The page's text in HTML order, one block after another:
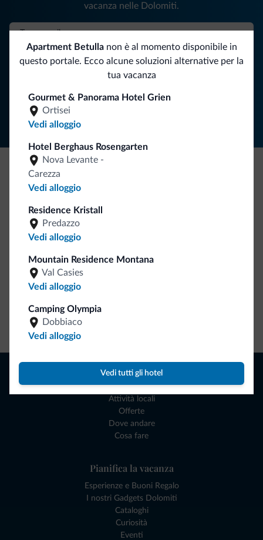
Apartment Betullanon è al momento disponibile in
questo portale. Ecco alcune soluzioni alternative per la
tua vacanza
Gourmet & Panorama Hotel Grien
Ortisei
Vedi alloggio
Hotel Berghaus Rosengarten
Nova Levante -
Carezza
Vedi alloggio
Residence Kristall
Predazzo
Vedi alloggio
Mountain Residence Montana
Val Casies
Vedi alloggio
Camping Olympia
Dobbiaco
Vedi alloggio
Vedi tutti gli hotel
Segui Dolomiti.it
vacanza nelle Dolomiti.
Be Original, scopri la nuova collezione
Dolomiti.it!
Naviga
Dove dormire
Attività locali
Offerte
Dove andare
Cosa fare
Pianifica la vacanza
Esperienze e Buoni Regalo
I nostri Gadgets Dolomiti
Cataloghi
Curiosità
Eventi